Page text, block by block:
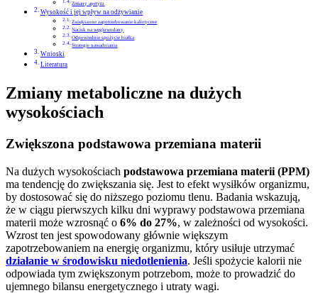
Zmiany apetytu
Wysokość i jej wpływ na odżywianie
Zwiększone zapotrzebowanie kaloryczne
Nacisk na węglowodany
Odpowiednie spożycie białka
Strategie nawadniania
Wnioski
Literatura
Zmiany metaboliczne na dużych
wysokościach
Zwiększona podstawowa przemiana materii
Na dużych wysokościach podstawowa przemiana materii (PPM)
ma tendencję do zwiększania się. Jest to efekt wysiłków organizmu,
by dostosować się do niższego poziomu tlenu. Badania wskazują,
że w ciągu pierwszych kilku dni wyprawy podstawowa przemiana
materii może wzrosnąć o 6% do 27%, w zależności od wysokości.
Wzrost ten jest spowodowany głównie większym
zapotrzebowaniem na energię organizmu, który usiłuje utrzymać
działanie w środowisku niedotlenienia. Jeśli spożycie kalorii nie
odpowiada tym zwiększonym potrzebom, może to prowadzić do
ujemnego bilansu energetycznego i utraty wagi.